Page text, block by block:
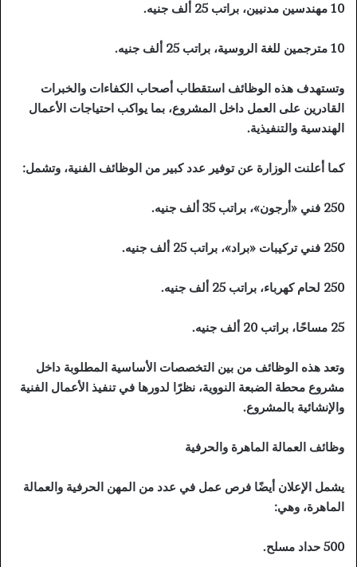
10 مهندسين مدنيين، براتب 25 ألف جنيه.
10 مترجمين للغة الروسية، براتب 25 ألف جنيه.
وتستهدف هذه الوظائف استقطاب أصحاب الكفاءات والخبرات
القادرين على العمل داخل المشروع، بما يواكب احتياجات الأعمال
الهندسية والتنفيذية.
كما أعلنت الوزارة عن توفير عدد كبير من الوظائف الفنية، وتشمل:
250 فني «أرجون»، براتب 35 ألف جنيه.
250 فني تركيبات «براد»، براتب 25 ألف جنيه.
250 لحام كهرباء، براتب 25 ألف جنيه.
25 مساحًا، براتب 20 ألف جنيه.
وتعد هذه الوظائف من بين التخصصات الأساسية المطلوبة داخل
مشروع محطة الضبعة النووية، نظرًا لدورها في تنفيذ الأعمال الفنية
والإنشائية بالمشروع.
وظائف العمالة الماهرة والحرفية
يشمل الإعلان أيضًا فرص عمل في عدد من المهن الحرفية والعمالة
الماهرة، وهي:
500 حداد مسلح.